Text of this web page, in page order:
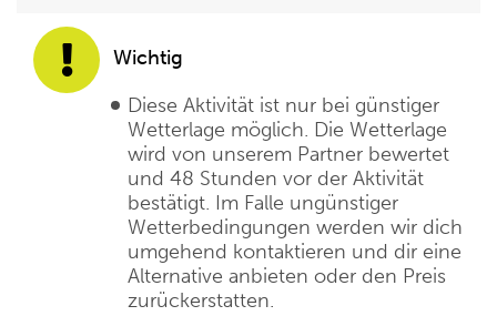
Wichtig
Diese Aktivität ist nur bei günstiger
Wetterlage möglich. Die Wetterlage
wird von unserem Partner bewertet
und 48 Stunden vor der Aktivität
bestätigt. Im Falle ungünstiger
Wetterbedingungen werden wir dich
umgehend kontaktieren und dir eine
Alternative anbieten oder den Preis
zurückerstatten.